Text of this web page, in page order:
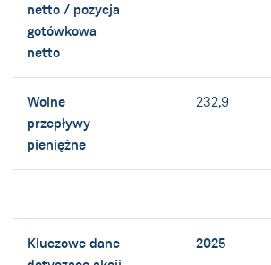
netto / pozycja
gotówkowa
netto
Wolne
przepływy
pieniężne
232,9
Kluczowe dane
2025